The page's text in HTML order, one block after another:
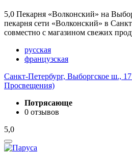
5,0 Пекарня «Волконский» на
пекарня сети «Волконский» в
совместно с магазином свежих
русская
французская
Санкт-Петербург, Выборгское ш.,
Просвещения)
Потрясающе
0 отзывов
5,0